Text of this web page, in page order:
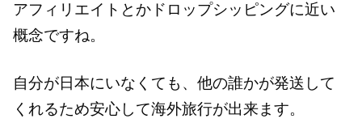
アフィリエイトとかドロップシッピングに近い
概念ですね。
自分が日本にいなくても、他の誰かが発送して
くれるため安心して海外旅行が出来ます。